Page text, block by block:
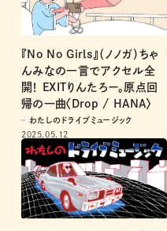
『No No Girls』（ノノガ）ちゃ
んみなの一言でアクセル全
開！ EXITりんたろー。原点回
帰の一曲〈Drop / HANA〉
わたしのドライブミュージック
2025.05.12